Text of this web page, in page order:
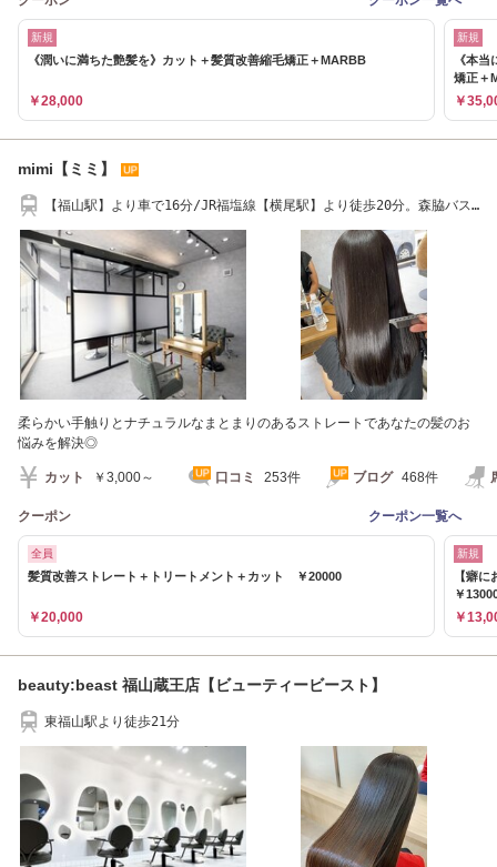
新規
《潤いに満ちた艶髪を》カット＋髪質改善縮毛矯正＋MARBB
￥28,000
新規
《本
矯正＋
￥
mimi【ミミ】
【福山駅】より車で16分/JR福塩線【横尾駅】より徒歩20分。森脇バス
柔らかい手触りとナチュラルなまとまりのあるストレートであなたの髪のお
悩みを解決◎
カット ￥3,000～ 口コミ 253件 ブログ 468件
クーポン クーポン一覧へ
全員
髪質改善ストレート＋トリートメント＋カット ￥20000
￥20,000
新規
【癖
￥
￥
beauty:beast 福山蔵王店【ビューティービースト】
東福山駅より徒歩21分